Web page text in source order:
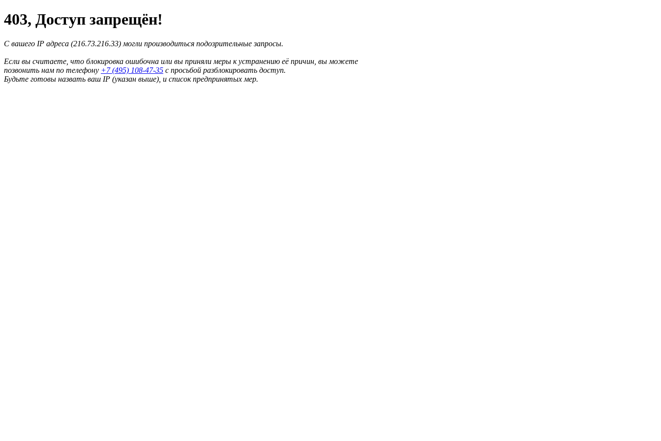
403, Доступ запрещён!
С вашего IP адреса (216.73.216.33) могли производиться подозрительные запросы.
Если вы считаете, что блокировка ошибочна или вы приняли меры к устранению её причин, вы можете
позвонить нам по телефону +7 (495) 108-47-35 с просьбой разблокировать доступ.
Будьте готовы назвать ваш IP (указан выше), и список предпринятых мер.